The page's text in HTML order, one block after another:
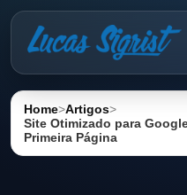
Home>Artigos>
Site Otimizado para
Primeira Página